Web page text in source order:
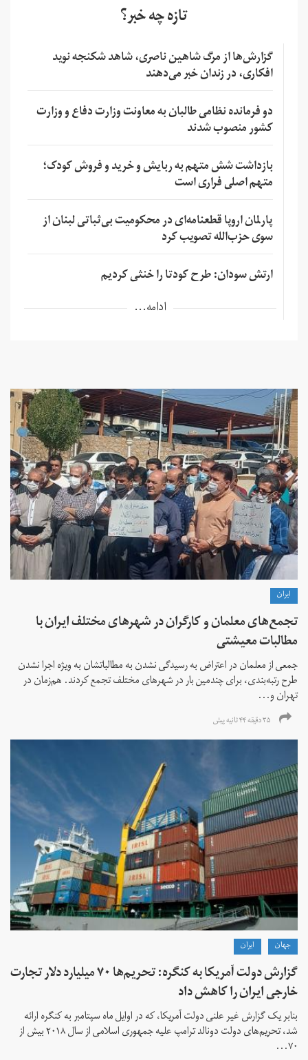
تازه چه خبر؟
گزارش‌ها از مرگ شاهین ناصری، شاهد شکنجه نوید
افکاری، در زندان خبر می‌دهند
دو فرمانده نظامی طالبان به معاونت وزارت دفاع و وزارت
کشور منصوب شدند
بازداشت شش متهم به ربایش و خرید و فروش کودک؛
متهم اصلی فراری است
پارلمان اروپا قطعنامه‌ای در محکومیت بی‌ثباتی لبنان از
سوی حزب‌الله تصویب کرد
ارتش سودان: طرح کودتا را خنثی کردیم
ادامه...
ايران
تجمع‌های معلمان و کارگران در شهرهای مختلف ایران با
مطالبات معیشتی
جمعی از معلمان در اعتراض به رسیدگی نشدن به مطالباتشان به ویژه اجرا نشدن
طرح رتبه‌بندی، برای چندمین بار در شهرهای مختلف تجمع کردند. هم‌زمان در
تهران و...
۳۵ دقیقه ۴۴ ثانیه پیش
جهان ايران
گزارش دولت آمریکا به کنگره: تحریم‌ها ۷۰ میلیارد دلار تجارت
خارجی ایران را کاهش داد
بنابر یک گزارش غیر علنی دولت آمریکا، که در اوایل ماه سپتامبر به کنگره ارائه
شد، تحریم‌های دولت دونالد ترامپ علیه جمهوری اسلامی از سال ۲۰۱۸ بیش از
۷۰...